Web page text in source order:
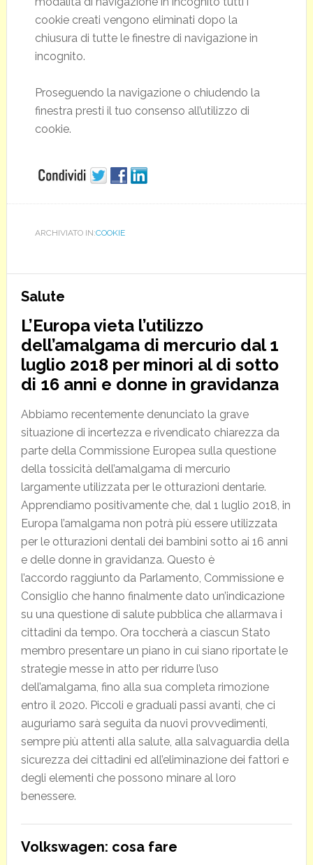
cookie creati vengono eliminati dopo la
chiusura di tutte le finestre di navigazione in
incognito.
Proseguendo la navigazione o chiudendo la
finestra presti il tuo consenso all’utilizzo di
cookie.
ARCHIVIATO IN:COOKIE
Salute
L’Europa vieta l’utilizzo
dell’amalgama di mercurio dal 1
luglio 2018 per minori al di sotto
di 16 anni e donne in gravidanza
Abbiamo recentemente denunciato la grave
situazione di incertezza e rivendicato chiarezza da
parte della Commissione Europea sulla questione
della tossicità dell’amalgama di mercurio
largamente utilizzata per le otturazioni dentarie.
Apprendiamo positivamente che, dal 1 luglio 2018, in
Europa l’amalgama non potrà più essere utilizzata
per le otturazioni dentali dei bambini sotto ai 16 anni
e delle donne in gravidanza. Questo è
l’accordo raggiunto da Parlamento, Commissione e
Consiglio che hanno finalmente dato un’indicazione
su una questione di salute pubblica che allarmava i
cittadini da tempo. Ora toccherà a ciascun Stato
membro presentare un piano in cui siano riportate le
strategie messe in atto per ridurre l’uso
dell’amalgama, fino alla sua completa rimozione
entro il 2020. Piccoli e graduali passi avanti, che ci
auguriamo sarà seguita da nuovi provvedimenti,
sempre più attenti alla salute, alla salvaguardia della
sicurezza dei cittadini ed all’eliminazione dei fattori e
degli elementi che possono minare al loro
benessere.
Volkswagen: cosa fare